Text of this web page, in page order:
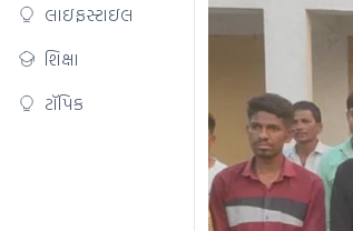
લાઇફસ્ટાઇલ
શિક્ષા
ટૉપિક